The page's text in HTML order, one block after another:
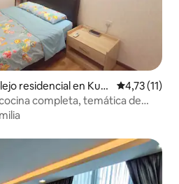
residencial en Kuc
Calificación
4,73 (11)
completa, temática de